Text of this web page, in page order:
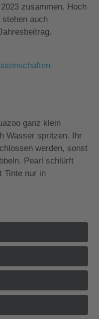
zusammen. Hoch
auch
ganz klein
Wasser spritzen. Ihr
werden, sonst
Pearl schlürft
Tinte nur in